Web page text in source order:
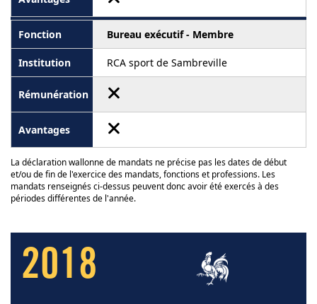
Bureau exécutif - Membre
RCA sport de Sambreville
La déclaration wallonne de mandats ne précise pas les dates de début
et/ou de fin de l'exercice des mandats, fonctions et professions. Les
mandats renseignés ci-dessus peuvent donc avoir été exercés à des
périodes différentes de l'année.
2018